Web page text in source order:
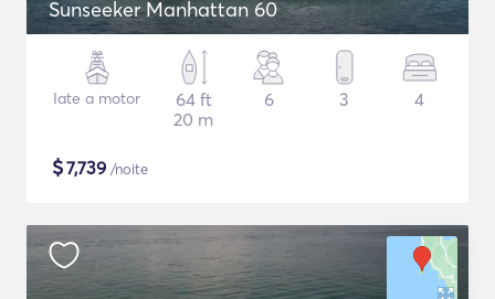
Sunseeker Manhattan 60
Iate a motor
64 ft
20 m
6 3 4
$7,739 /noite